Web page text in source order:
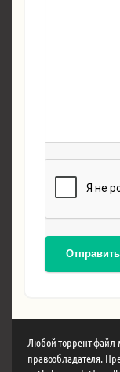
Любой торрент файл
правообладателя.